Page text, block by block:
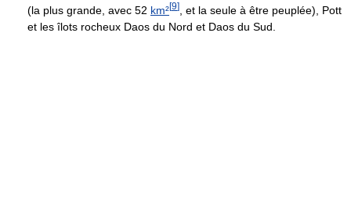
(la plus grande, avec 52 km²[9]
, et la seule à être peuplée), Pott
et les îlots rocheux Daos du Nord et Daos du Sud.